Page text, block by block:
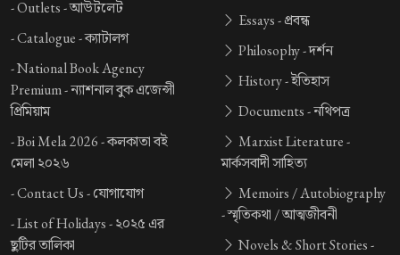
-Outlets -আউটলেট
-Catalogue -ক্যাটালগ
-National Book Agency
Premium -ন্যাশনাল বুক এজেন্সী
প্রিমিয়াম
-Boi Mela 2026 -কলকাতা বই
মেলা ২০২৬
-Contact Us -যোগাযোগ
-List of Holidays -২০২৫ এর
ছুটির তালিকা
Essays -প্রবন্ধ
Philosophy -দর্শন
History -ইতিহাস
Documents -নথিপত্র
Marxist Literature -
মার্কসবাদী সাহিত্য
Memoirs / Autobiography
-স্মৃতিকথা / আত্মজীবনী
Novels & Short Stories -